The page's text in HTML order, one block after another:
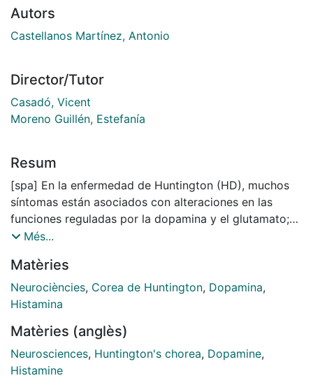
Autors
Castellanos Martínez, Antonio
Director/Tutor
Casadó, Vicent
Moreno Guillén, Estefanía
Resum
[spa] En la enfermedad de Huntington (HD), muchos
síntomas están asociados con alteraciones en las
funciones reguladas por la dopamina y el glutamato;
una intervención directa sobre los receptores de
efectos secundarios dada la amplia distribución en el
sistema nervioso central. En nuestro grupo de
investigación se demostró que el heterómero que
(D1R- H3R), y que posee nuevas propiedades
bioquímicas y farmacológicas, podría actuar como una
posible diana terapéutica para regular la
Més...
Matèries
Neurociències, Corea de Huntington, Dopamina,
Histamina
Matèries (anglès)
Neurosciences, Huntington's chorea, Dopamine,
Histamine